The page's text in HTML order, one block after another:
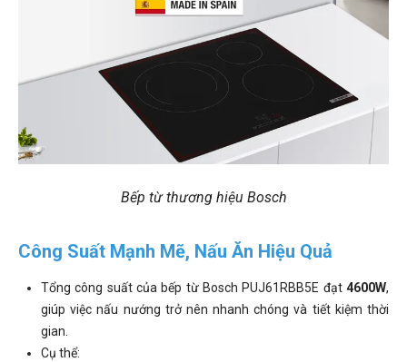
Bếp từ thương hiệu Bosch
Công Suất Mạnh Mẽ, Nấu Ăn Hiệu Quả
Tổng công suất của bếp từ Bosch PUJ61RBB5E đạt 4600W,
giúp việc nấu nướng trở nên nhanh chóng và tiết kiệm thời
gian.
Cụ thể: